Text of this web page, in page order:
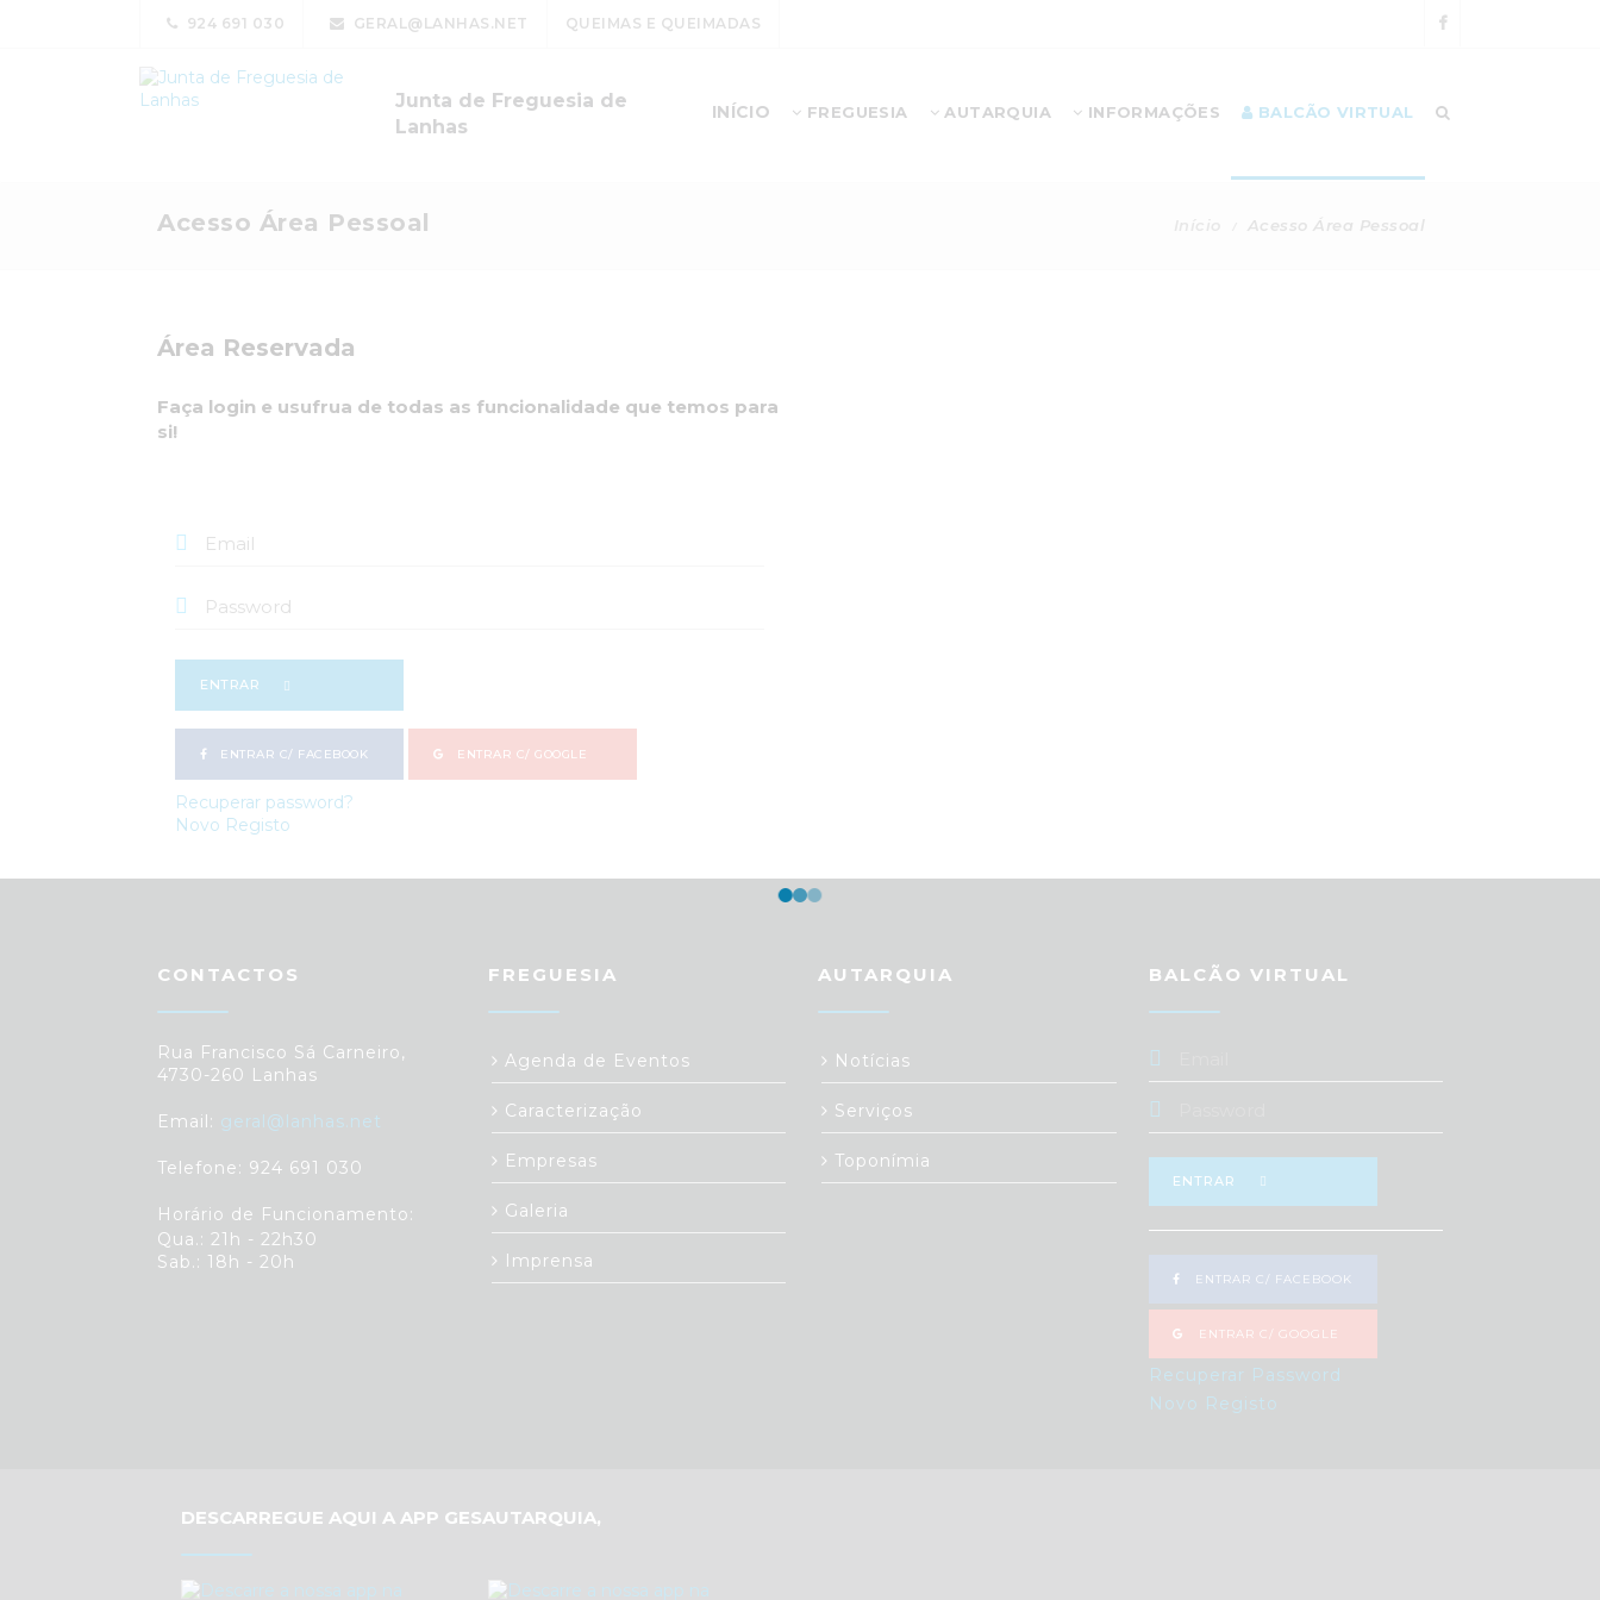
924 691 030 GERAL@LANHAS.NET QUEIMAS E QUEIMADAS
Junta de Freguesia de
Lanhas
INÍCIO FREGUESIA AUTARQUIA INFORMAÇÕES BALCÃO VIRTUAL
Acesso Área Pessoal Acesso Área Pessoal
Área Reservada
Faça login e usufrua de todas as funcionalidade que temos para
si!
ENTRAR
ENTRAR C/ FACEBOOK ENTRAR C/ GOOGLE
Recuperar password?
Novo Registo
CONTACTOS
Rua Francisco Sá Carneiro,
4730-260 Lanhas
Email: geral@lanhas.net
Telefone: 924 691 030
Horário de Funcionamento:
Qua.: 21h - 22h30
Sab.: 18h - 20h
FREGUESIA
Agenda de Eventos
Caracterização
Empresas
Galeria
Imprensa
AUTARQUIA
Notícias
Serviços
Toponímia
BALCÃO VIRTUAL
ENTRAR
ENTRAR C/ FACEBOOK
ENTRAR C/ GOOGLE
Recuperar Password
Novo Registo
DESCARREGUE AQUI A APP GESAUTARQUIA,